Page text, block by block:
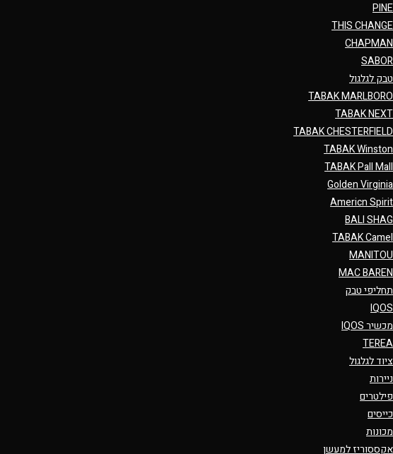
PINE
THIS CHANGE
CHAPMAN
SABOR
טבק לגלגול
TABAK MARLBORO
TABAK NEXT
TABAK CHESTERFIELD
TABAK Winston
TABAK Pall Mall
Golden Virginia
Americn Spirit
BALI SHAG
TABAK Camel
MANITOU
MAC BAREN
תחליפי טבק
IQOS
מכשיר IQOS
TEREA
ציוד לגלגול
ניירות
פילטרים
כייסים
מכונות
אקססוריז למעשן